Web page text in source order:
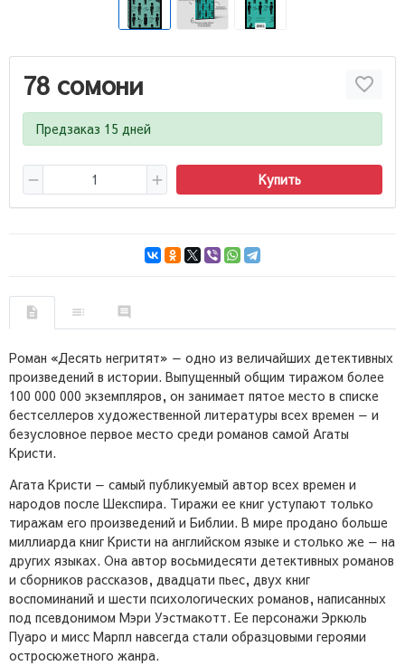
78 сомони
Предзаказ 15 дней
Купить
Роман «Десять негритят» — одно из величайших детективных
произведений в истории. Выпущенный общим тиражом более
100 000 000 экземпляров, он занимает пятое место в списке
бестселлеров художественной литературы всех времен — и
безусловное первое место среди романов самой Агаты
Кристи.
Агата Кристи — самый публикуемый автор всех времен и
народов после Шекспира. Тиражи ее книг уступают только
тиражам его произведений и Библии. В мире продано больше
миллиарда книг Кристи на английском языке и столько же — на
других языках. Она автор восьмидесяти детективных романов
и сборников рассказов, двадцати пьес, двух книг
воспоминаний и шести психологических романов, написанных
под псевдонимом Мэри Уэстмакотт. Ее персонажи Эркюль
Пуаро и мисс Марпл навсегда стали образцовыми героями
остросюжетного жанра.